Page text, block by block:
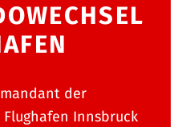
der
Innsbruck